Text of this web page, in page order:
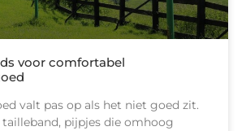
voor comfortabel
valt pas op als het niet goed zit.
tailleband, pijpjes die omhoog